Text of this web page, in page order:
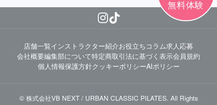
店舗一覧インストラクター紹介お役立ちコラム求人応募
会社概要編集部について特定商取引法に基づく表示会員規約
個人情報保護方針クッキーポリシーAIポリシー
© 株式会社VB NEXT / URBAN CLASSIC PILATES. All Rights
無料体験